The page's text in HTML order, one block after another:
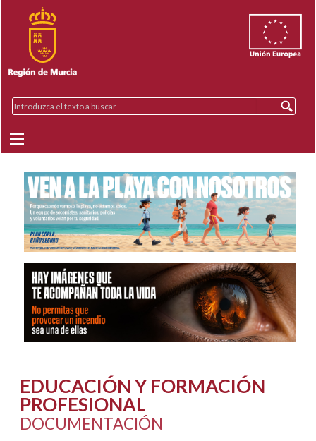
EDUCACIÓN Y FORMACIÓN
PROFESIONAL
DOCUMENTACIÓN